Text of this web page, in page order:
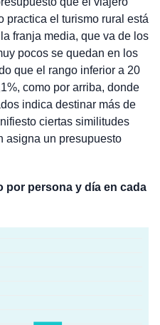
practica el turismo rural está
franja media, que va de los
pocos se quedan en los
que el rango inferior a 20
como por arriba, donde
indica destinar más de
ciertas similitudes
asigna un presupuesto
por persona y día en cada